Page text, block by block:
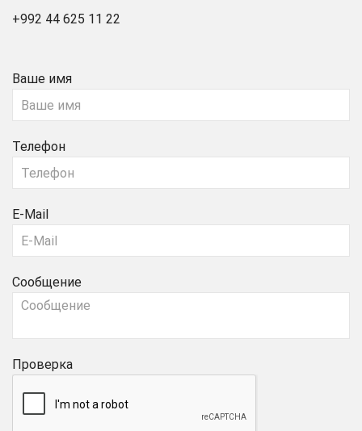
+992 44 625 11 22
Ваше имя
Телефон
E-Mail
Сообщение
Проверка